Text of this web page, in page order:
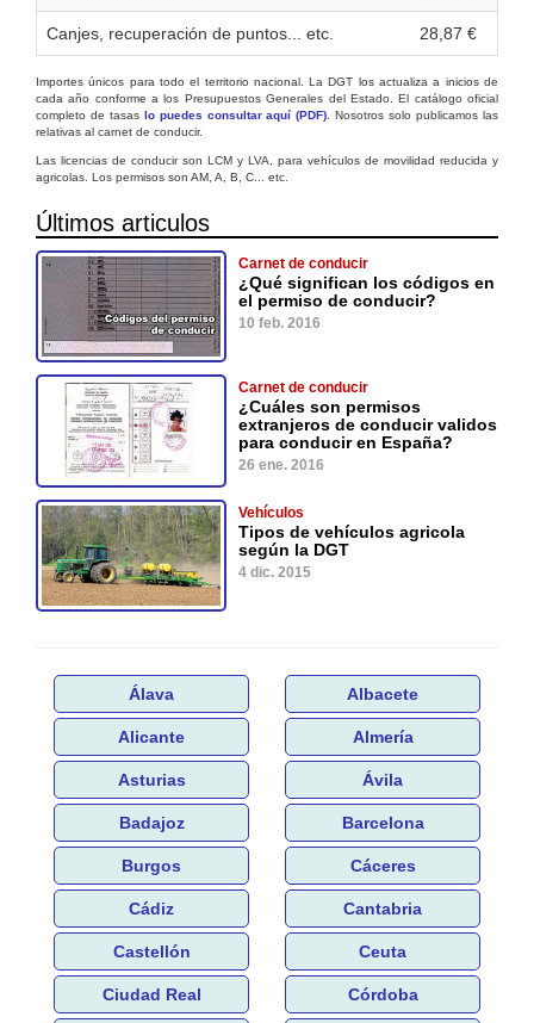
Canjes, recuperación de puntos... etc. 28,87 €
Importes únicos para todo el territorio nacional. La DGT los actualiza a inicios de
cada año conforme a los Presupuestos Generales del Estado. El catálogo oficial
completo de tasas lo puedes consultar aquí (PDF) . Nosotros solo publicamos las
relativas al carnet de conducir.
Las licencias de conducir son LCM y LVA, para vehículos de movilidad reducida y
agricolas. Los permisos son AM, A, B, C... etc.
Últimos articulos
Carnet de conducir
¿Qué significan los códigos en
el permiso de conducir?
10 feb. 2016
Carnet de conducir
¿Cuáles son permisos
extranjeros de conducir validos
para conducir en España?
26 ene. 2016
Vehículos
Tipos de vehículos agricola
según la DGT
4 dic. 2015
Álava Albacete
Alicante Almería
Asturias Ávila
Badajoz Barcelona
Burgos Cáceres
Cádiz Cantabria
Castellón Ceuta
Ciudad Real Córdoba